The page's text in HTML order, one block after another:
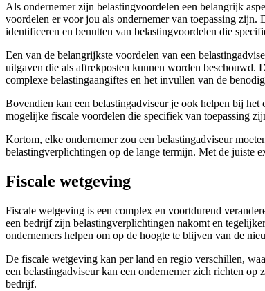
Als ondernemer zijn belastingvoordelen een belangrijk
voordelen er voor jou als ondernemer van toepassing zijn.
identificeren en benutten van belastingvoordelen die
Een van de belangrijkste voordelen van een
uitgaven die als aftrekposten kunnen worden beschouwd.
complexe belastingaangiftes en het invullen van de
Bovendien kan een belastingadviseur je ook helpen bij
mogelijke fiscale voordelen die specifiek van toepassing
Kortom, elke ondernemer zou een belastingadviseur
belastingverplichtingen op de lange termijn. Met de juiste
Fiscale wetgeving
Fiscale wetgeving is een complex en voortdurend
een bedrijf zijn belastingverplichtingen nakomt en
ondernemers helpen om op de hoogte te blijven van de
De fiscale wetgeving kan per land en regio verschillen,
een belastingadviseur kan een ondernemer zich richten
bedrijf.